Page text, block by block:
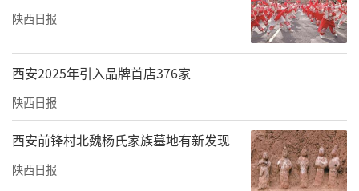
陕西日报
西安2025年引入品牌首店376家
陕西日报
西安前锋村北魏杨氏家族墓地有新发现
陕西日报